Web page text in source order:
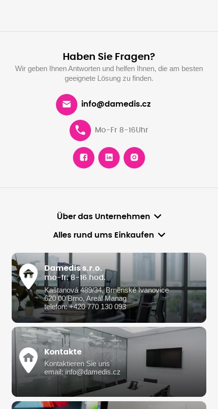
Haben Sie Fragen?
Wir geben Ihnen Antworten und helfen Ihnen, die am besten
geeignete Lösung zu finden.
info@damedis.cz
Mo-Fr 8-16Uhr
Über das Unternehmen
Alles rund ums Einkaufen
Damedis s.r.o.
mo-fr: 8-16 hod.
Kaštanová 489/34, Brněnské Ivanovice
620 00 Brno, Areál Manag
telefon: +420 770 130 093
Kontakte
Kontaktieren Sie uns
email: info@damedis.cz